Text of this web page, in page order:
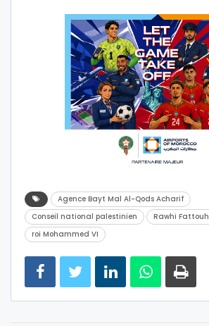
Agence Bayt Mal Al-Qods Acharif
Conseil national palestinien
Rawhi Fattouh
roi Mohammed VI